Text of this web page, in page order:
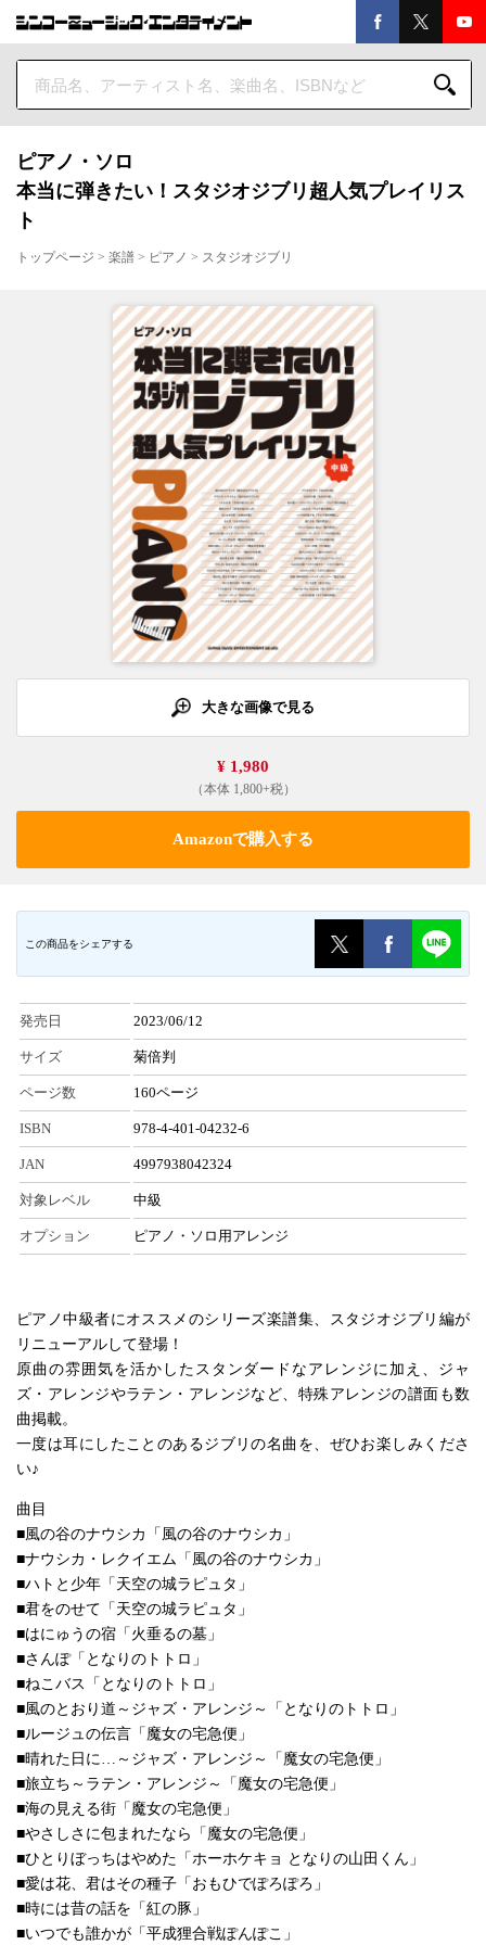
ピアノ・ソロ
本当に弾きたい！スタジオジブリ超人気プレイリス
ト
トップページ > 楽譜 > ピアノ > スタジオジブリ
大きな画像で見る
¥ 1,980
（本体 1,800+税）
Amazonで購入する
この商品をシェアする
発売日 2023/06/12
サイズ 菊倍判
ページ数 160ページ
ISBN 978-4-401-04232-6
JAN 4997938042324
対象レベル 中級
オプション ピアノ・ソロ用アレンジ
ピアノ中級者にオススメのシリーズ楽譜集、スタジオジブリ編が
リニューアルして登場！
原曲の雰囲気を活かしたスタンダードなアレンジに加え、ジャ
ズ・アレンジやラテン・アレンジなど、特殊アレンジの譜面も数
曲掲載。
一度は耳にしたことのあるジブリの名曲を、ぜひお楽しみくださ
い♪
曲目
■風の谷のナウシカ「風の谷のナウシカ」
■ナウシカ・レクイエム「風の谷のナウシカ」
■ハトと少年「天空の城ラピュタ」
■君をのせて「天空の城ラピュタ」
■はにゅうの宿「火垂るの墓」
■さんぽ「となりのトトロ」
■ねこバス「となりのトトロ」
■風のとおり道～ジャズ・アレンジ～「となりのトトロ」
■ルージュの伝言「魔女の宅急便」
■晴れた日に…～ジャズ・アレンジ～「魔女の宅急便」
■旅立ち～ラテン・アレンジ～「魔女の宅急便」
■海の見える街「魔女の宅急便」
■やさしさに包まれたなら「魔女の宅急便」
■ひとりぼっちはやめた「ホーホケキョ となりの山田くん」
■愛は花、君はその種子「おもひでぽろぽろ」
■時には昔の話を「紅の豚」
■いつでも誰かが「平成狸合戦ぽんぽこ」